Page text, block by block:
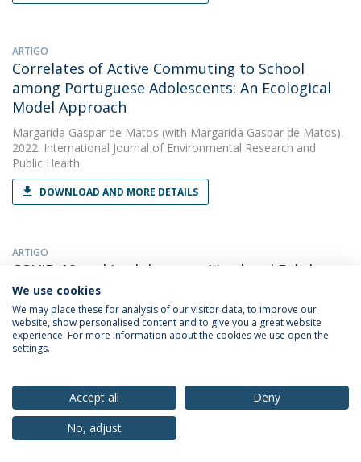
ARTIGO
Correlates of Active Commuting to School
among Portuguese Adolescents: An Ecological
Model Approach
Margarida Gaspar de Matos (with Margarida Gaspar de Matos).
2022. International Journal of Environmental Research and
Public Health
DOWNLOAD AND MORE DETAILS
ARTIGO
COVID-19 and Lockdown, as Lived and Felt by
University Students
Margarida Gaspar de Matos (with Cátia Branquinho). 2022.
International Journal of Environmental Research and Public
Health
We use cookies
We may place these for analysis of our visitor data, to improve our
website, show personalised content and to give you a great website
experience. For more information about the cookies we use open the
settings.
Accept all
Deny
No, adjust